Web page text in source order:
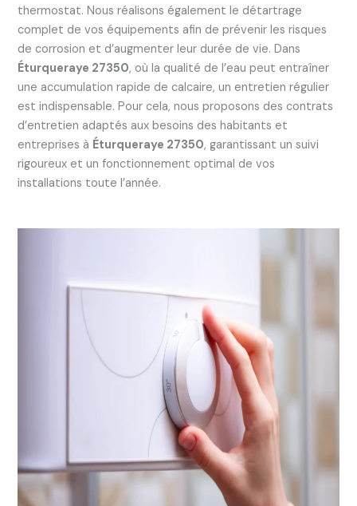
thermostat. Nous réalisons également le détartrage
complet de vos équipements afin de prévenir les risques
de corrosion et d’augmenter leur durée de vie. Dans
Éturqueraye 27350, où la qualité de l’eau peut entraîner
une accumulation rapide de calcaire, un entretien régulier
est indispensable. Pour cela, nous proposons des contrats
d’entretien adaptés aux besoins des habitants et
entreprises à Éturqueraye 27350, garantissant un suivi
rigoureux et un fonctionnement optimal de vos
installations toute l’année.